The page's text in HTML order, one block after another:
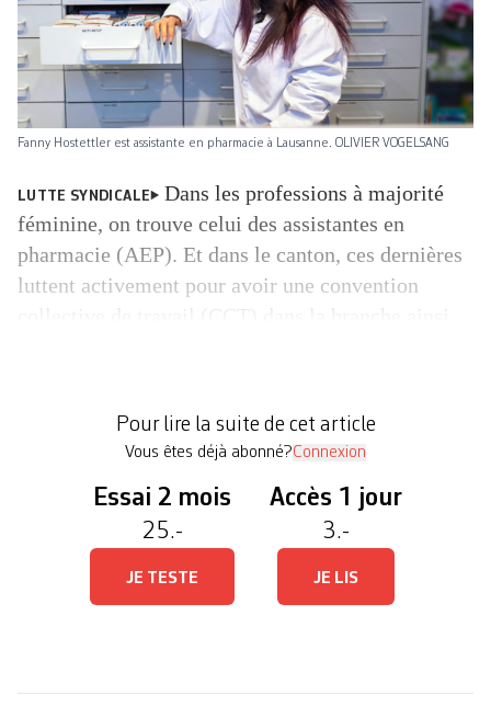
Fanny Hostettler est assistante en pharmacie à Lausanne. OLIVIER VOGELSANG
LUTTE SYNDICALE
Dans les professions à majorité
féminine, on trouve celui des assistantes en
pharmacie (AEP). Et dans le canton, ces dernières
luttent activement pour avoir une convention
pandémie […]
Pour lire la suite de cet article
Vous êtes déjà abonné?Connexion
Essai 2 mois
25.-
JE TESTE
Accès 1 jour
3.-
JE LIS